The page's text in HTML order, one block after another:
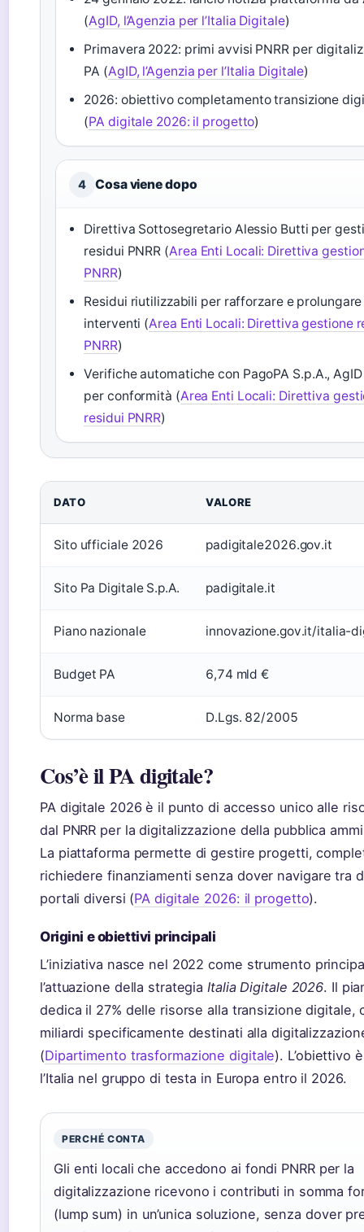
(AgID, l’Agenzia per l’Italia Digitale)
Primavera 2022: primi avvisi PNRR per
PA (AgID, l’Agenzia per l’Italia Digitale)
2026: obiettivo completamento transizione
(PA digitale 2026: il progetto)
4 Cosa viene dopo
Direttiva Sottosegretario Alessio Butti per
residui PNRR (Area Enti Locali: Direttiva
PNRR)
Residui riutilizzabili per rafforzare e prolungare
interventi (Area Enti Locali: Direttiva gestione
PNRR)
Verifiche automatiche con PagoPA S.p.A.,
per conformità (Area Enti Locali: Direttiva
residui PNRR)
DATO VALORE
Sito ufficiale 2026 padigitale2026.gov.it
Sito Pa Digitale S.p.A. padigitale.it
Piano nazionale innovazione.gov.it/italia-
Budget PA 6,74 mld €
Norma base D.Lgs. 82/2005
Cos’è il PA digitale?
PA digitale 2026 è il punto di accesso unico alle
dal PNRR per la digitalizzazione della pubblica
La piattaforma permette di gestire progetti,
richiedere finanziamenti senza dover navigare tra
portali diversi (PA digitale 2026: il progetto).
Origini e obiettivi principali
L’iniziativa nasce nel 2022 come strumento
l’attuazione della strategiaItalia Digitale 2026. Il
dedica il 27% delle risorse alla transizione digitale,
miliardi specificamente destinati alla
(Dipartimento trasformazione digitale). L’obiettivo
l’Italia nel gruppo di testa in Europa entro il 2026.
PERCHÉ CONTA
Gli enti locali che accedono ai fondi PNRR per la
digitalizzazione ricevono i contributi in somma
(lump sum) in un’unica soluzione, senza dover